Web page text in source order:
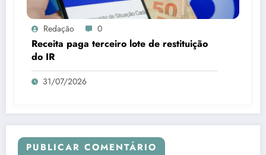
Redação 0
Receita paga terceiro lote de restituição
do IR
31/07/2026
PUBLICAR COMENTÁRIO